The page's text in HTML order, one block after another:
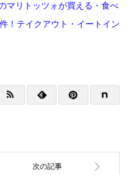
マリトッツォが買える・食べ
！テイクアウト・イートイン